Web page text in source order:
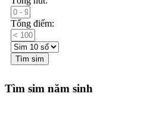
Tổng điểm:
Tìm sim
Tìm sim năm sinh